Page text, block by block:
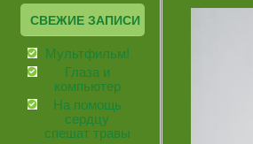
СВЕЖИЕ ЗАПИСИ
Мультфильм!
Глаза и
компьютер
На помощь
сердцу
спешат травы